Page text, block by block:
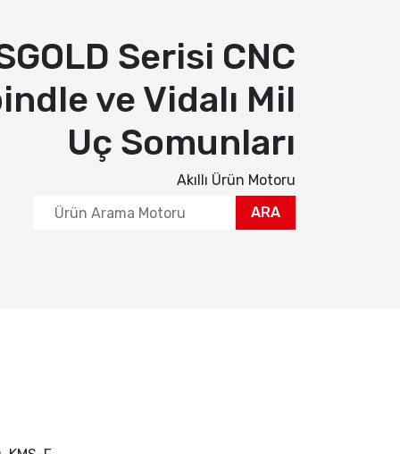
Serisi CNC
ve Vidalı Mil
Uç Somunları
Akıllı Ürün Motoru
ARA